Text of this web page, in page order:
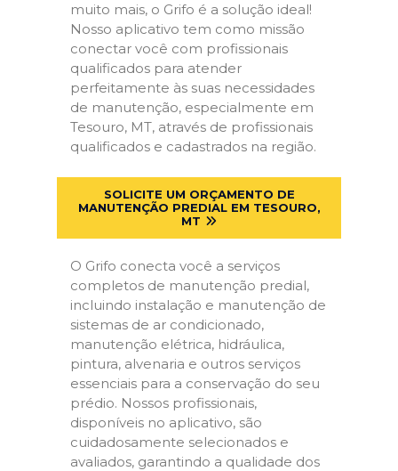
muito mais, o Grifo é a solução ideal!
Nosso aplicativo tem como missão
conectar você com profissionais
qualificados para atender
perfeitamente às suas necessidades
de manutenção, especialmente em
Tesouro, MT, através de profissionais
qualificados e cadastrados na região.
SOLICITE UM ORÇAMENTO DE
MANUTENÇÃO PREDIAL EM TESOURO,
MT
O Grifo conecta você a serviços
completos de manutenção predial,
incluindo instalação e manutenção de
sistemas de ar condicionado,
manutenção elétrica, hidráulica,
pintura, alvenaria e outros serviços
essenciais para a conservação do seu
prédio. Nossos profissionais,
disponíveis no aplicativo, são
cuidadosamente selecionados e
avaliados, garantindo a qualidade dos